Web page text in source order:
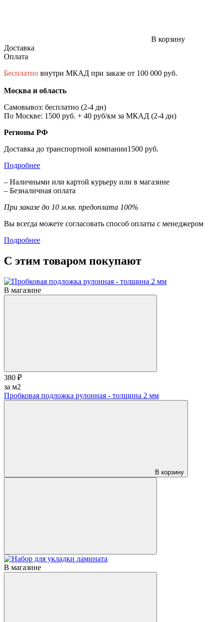
В корзину
Доставка
Оплата
Бесплатно внутри МКАД при заказе от 100 000 руб.
Москва и область
Самовывоз: бесплатно (2-4 дн)
По Москве: 1500 руб. + 40 руб/км за МКАД (2-4 дн)
Регионы РФ
Доставка до транспортной компании1500 руб.
Подробнее
– Наличными или картой курьеру или в магазине
– Безналичная оплата
При заказе до 10 м.кв. предоплата 100%
Вы всегда можете согласовать способ оплаты с менеджером
Подробнее
С этим товаром покупают
В магазине
380 ₽
за м2
Пробковая подложка рулонная - толщина 2 мм
В корзину
В магазине